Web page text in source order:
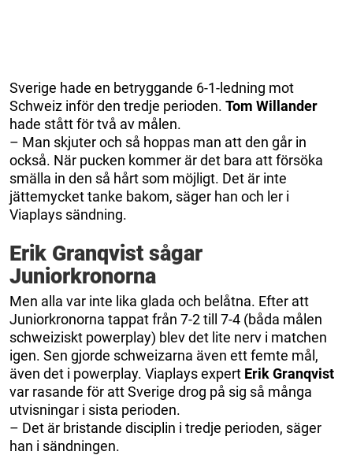
Sverige hade en betryggande 6-1-ledning mot
Schweiz inför den tredje perioden. Tom Willander
hade stått för två av målen.
– Man skjuter och så hoppas man att den går in
också. När pucken kommer är det bara att försöka
smälla in den så hårt som möjligt. Det är inte
jättemycket tanke bakom, säger han och ler i
Viaplays sändning.
Erik Granqvist sågar
Juniorkronorna
Men alla var inte lika glada och belåtna. Efter att
Juniorkronorna tappat från 7-2 till 7-4 (båda målen
schweiziskt powerplay) blev det lite nerv i matchen
igen. Sen gjorde schweizarna även ett femte mål,
även det i powerplay. Viaplays expert Erik Granqvist
var rasande för att Sverige drog på sig så många
utvisningar i sista perioden.
– Det är bristande disciplin i tredje perioden, säger
han i sändningen.